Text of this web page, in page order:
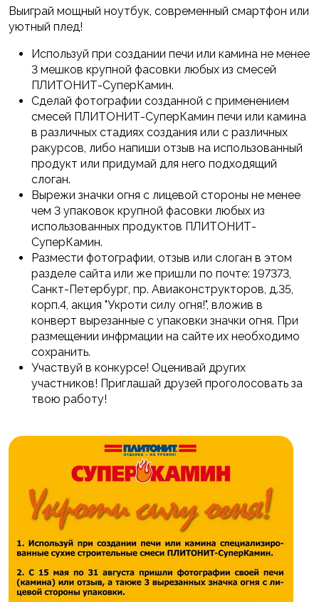
Выиграй мощный ноутбук, современный смартфон или
уютный плед!
Используй при создании печи или камина не менее
3 мешков крупной фасовки любых из смесей
ПЛИТОНИТ-СуперКамин.
Сделай фотографии созданной с применением
смесей ПЛИТОНИТ-СуперКамин печи или камина
в различных стадиях создания или с различных
ракурсов, либо напиши отзыв на использованный
продукт или придумай для него подходящий
слоган.
Вырежи значки огня с лицевой стороны не менее
чем 3 упаковок крупной фасовки любых из
использованных продуктов ПЛИТОНИТ-
СуперКамин.
Размести фотографии, отзыв или слоган в этом
разделе сайта или же пришли по почте: 197373,
Санкт-Петербург, пр. Авиаконструкторов, д.35,
корп.4, акция "Укроти силу огня!", вложив в
конверт вырезанные с упаковки значки огня. При
размещении инфрмации на сайте их необходимо
сохранить.
Участвуй в конкурсе! Оценивай других
участников! Приглашай друзей проголосовать за
твою работу!